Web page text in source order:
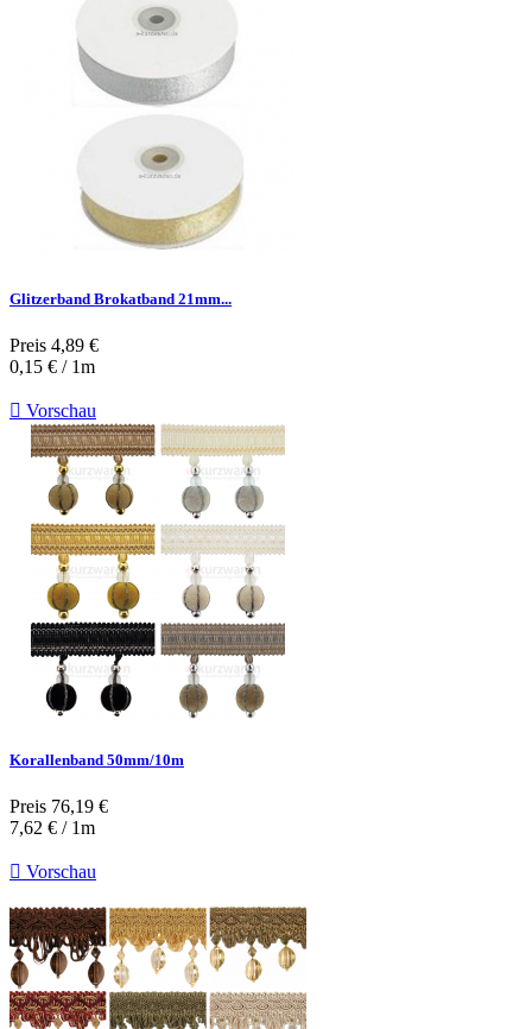
Glitzerband Brokatband 21mm...
Preis 4,89 €
0,15 € / 1m
 Vorschau
Korallenband 50mm/10m
Preis 76,19 €
7,62 € / 1m
 Vorschau